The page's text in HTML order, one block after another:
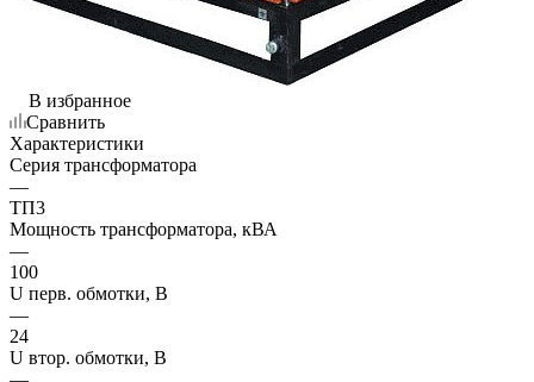
В избранное
Сравнить
Характеристики
Серия трансформатора
—
ТП3
Мощность трансформатора, кВА
—
100
U перв. обмотки, В
—
24
U втор. обмотки, В